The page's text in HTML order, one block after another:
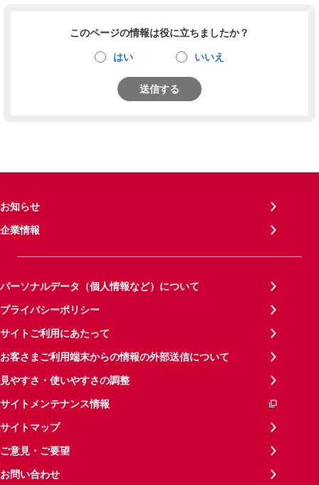
このページの情報は役に立ちましたか？
はい いいえ
送信する
お知らせ
企業情報
パーソナルデータ（個人情報など）について
プライバシーポリシー
サイトご利用にあたって
お客さまご利用端末からの情報の外部送信について
見やすさ・使いやすさの調整
サイトメンテナンス情報
サイトマップ
ご意見・ご要望
お問い合わせ